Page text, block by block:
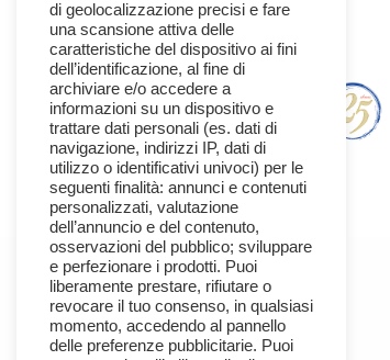
di geolocalizzazione precisi e fare
una scansione attiva delle
caratteristiche del dispositivo ai fini
dell’identificazione, al fine di
archiviare e/o accedere a
informazioni su un dispositivo e
trattare dati personali (es. dati di
navigazione, indirizzi IP, dati di
utilizzo o identificativi univoci) per le
seguenti finalità: annunci e contenuti
personalizzati, valutazione
dell’annuncio e del contenuto,
osservazioni del pubblico; sviluppare
e perfezionare i prodotti. Puoi
liberamente prestare, rifiutare o
revocare il tuo consenso, in qualsiasi
momento, accedendo al pannello
delle preferenze pubblicitarie. Puoi